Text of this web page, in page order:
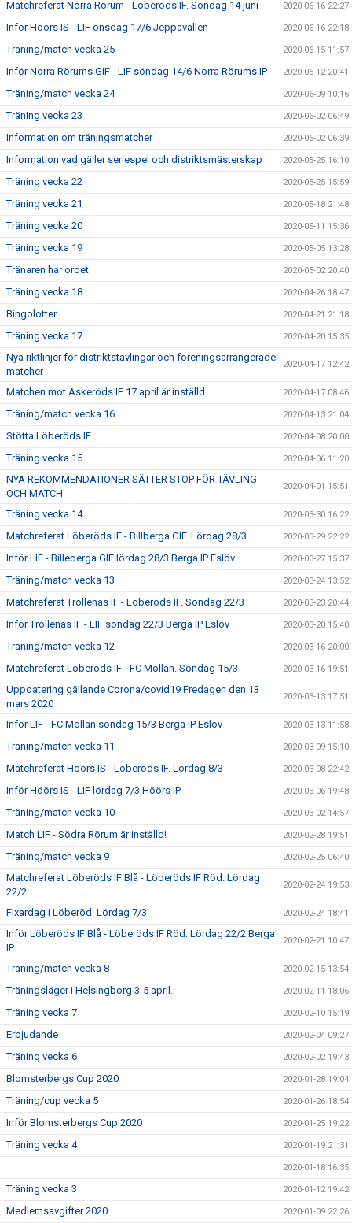
Matchreferat Norra Rörum - Löberöds IF. Söndag 14 juni 2020-06-16 22:27
Inför Höörs IS - LIF onsdag 17/6 Jeppavallen 2020-06-16 22:18
Träning/match vecka 25 2020-06-15 11:57
Inför Norra Rörums GIF - LIF söndag 14/6 Norra Rörums IP 2020-06-12 20:41
Träning/match vecka 24 2020-06-09 10:16
Träning vecka 23 2020-06-02 06:49
Information om träningsmatcher 2020-06-02 06:39
Information vad gäller seriespel och distriktsmästerskap 2020-05-25 16:10
Träning vecka 22 2020-05-25 15:59
Träning vecka 21 2020-05-18 21:48
Träning vecka 20 2020-05-11 15:36
Träning vecka 19 2020-05-05 13:28
Tränaren har ordet 2020-05-02 20:40
Träning vecka 18 2020-04-26 18:47
Bingolotter 2020-04-21 21:18
Träning vecka 17 2020-04-20 15:35
Nya riktlinjer för distriktstävlingar och föreningsarrangerade
matcher
2020-04-17 12:42
Matchen mot Askeröds IF 17 april är inställd 2020-04-17 08:46
Träning/match vecka 16 2020-04-13 21:04
Stötta Löberöds IF 2020-04-08 20:00
Träning vecka 15 2020-04-06 11:20
NYA REKOMMENDATIONER SÄTTER STOP FÖR TÄVLING
OCH MATCH
2020-04-01 15:51
Träning vecka 14 2020-03-30 16:22
Matchreferat Löberöds IF - Billberga GIF. Lördag 28/3 2020-03-29 22:22
Inför LIF - Billeberga GIF lördag 28/3 Berga IP Eslöv 2020-03-27 15:37
Träning/match vecka 13 2020-03-24 13:52
Matchreferat Trollenäs IF - Löberöds IF. Söndag 22/3 2020-03-23 20:44
Inför Trollenäs IF - LIF söndag 22/3 Berga IP Eslöv 2020-03-20 15:40
Träning/match vecka 12 2020-03-16 20:00
Matchreferat Löberöds IF - FC Möllan. Söndag 15/3 2020-03-16 19:51
Uppdatering gällande Corona/covid19 Fredagen den 13
mars 2020
2020-03-13 17:51
Inför LIF - FC Möllan söndag 15/3 Berga IP Eslöv 2020-03-13 11:58
Träning/match vecka 11 2020-03-09 15:10
Matchreferat Höörs IS - Löberöds IF. Lördag 8/3 2020-03-08 22:42
Inför Höörs IS - LIF lördag 7/3 Höörs IP 2020-03-06 19:48
Träning/match vecka 10 2020-03-02 14:57
Match LIF - Södra Rörum är inställd! 2020-02-28 19:51
Träning/match vecka 9 2020-02-25 06:40
Matchreferat Löberöds IF Blå - Löberöds IF Röd. Lördag
22/2
2020-02-24 19:53
Fixardag i Löberöd. Lördag 7/3 2020-02-24 18:41
Inför Löberöds IF Blå - Löberöds IF Röd. Lördag 22/2 Berga
IP
2020-02-21 10:47
Träning/match vecka 8 2020-02-15 13:54
Träningsläger i Helsingborg 3-5 april. 2020-02-11 18:06
Träning vecka 7 2020-02-10 15:19
Erbjudande 2020-02-04 09:27
Träning vecka 6 2020-02-02 19:43
Blomsterbergs Cup 2020 2020-01-28 19:04
Träning/cup vecka 5 2020-01-26 18:54
Inför Blomsterbergs Cup 2020 2020-01-25 19:22
Träning vecka 4 2020-01-19 21:31
2020-01-18 16:35
Träning vecka 3 2020-01-12 19:42
Medlemsavgifter 2020 2020-01-09 22:26